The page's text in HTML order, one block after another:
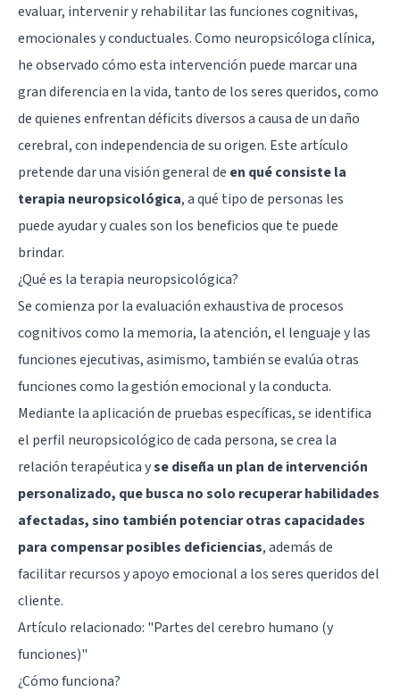
evaluar, intervenir y rehabilitar las funciones cognitivas,
emocionales y conductuales. Como neuropsicóloga clínica,
he observado cómo esta intervención puede marcar una
gran diferencia en la vida, tanto de los seres queridos, como
de quienes enfrentan déficits diversos a causa de un daño
cerebral, con independencia de su origen. Este artículo
pretende dar una visión general de en qué consiste la
terapia neuropsicológica, a qué tipo de personas les
puede ayudar y cuales son los beneficios que te puede
brindar.
¿Qué es la terapia neuropsicológica?
Se comienza por la evaluación exhaustiva de procesos
cognitivos como la memoria, la atención, el lenguaje y las
funciones ejecutivas, asimismo, también se evalúa otras
funciones como la gestión emocional y la conducta.
Mediante la aplicación de pruebas específicas, se identifica
el perfil neuropsicológico de cada persona, se crea la
relación terapéutica yse diseña un plan de intervención
personalizado, que busca no solo recuperar habilidades
afectadas, sino también potenciar otras capacidades
para compensar posibles deficiencias, además de
facilitar recursos y apoyo emocional a los seres queridos del
cliente.
Artículo relacionado: "Partes del cerebro humano (y
funciones)"
¿Cómo funciona?